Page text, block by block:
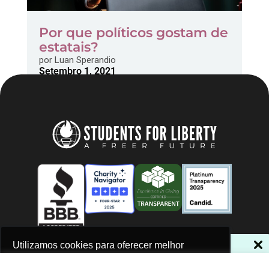
NÃO PERCA NOSSAS NOVIDADES!
Utilizamos cookies para oferecer melhor
Por que políticos gostam de
estatais?
porLuan Sperandio
Setembro 1, 2021